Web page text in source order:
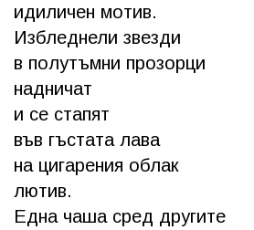
идиличен мотив.
Избледнели звезди
в полутъмни прозорци
надничат
и се стапят
във гъстата лава
на цигарения облак
лютив.
Една чаша сред другите